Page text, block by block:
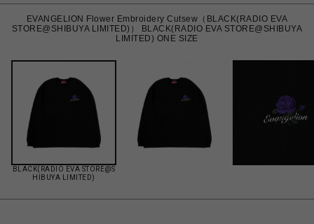
EVANGELION Flower Embroidery Cutsew（BLACK(RADIO EVA
STORE@SHIBUYA LIMITED)） BLACK(RADIO EVA STORE@SHIBUYA
LIMITED) ONE SIZE
BLACK(RADIO EVA STORE@S
HIBUYA LIMITED)